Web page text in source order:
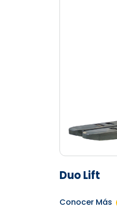
Duo Lift
Conocer Más